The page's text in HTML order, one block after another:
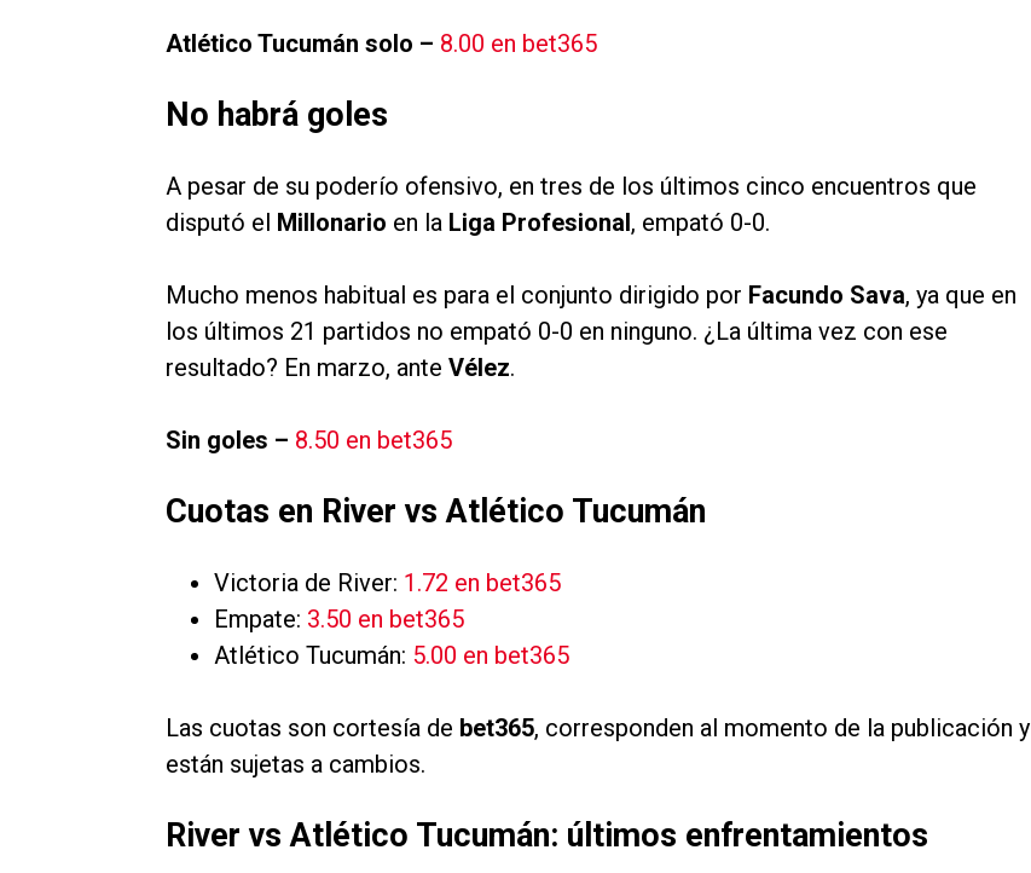
Atlético Tucumán solo – 8.00 en bet365
No habrá goles
A pesar de su poderío ofensivo, en tres de los últimos cinco encuentros que
disputó el Millonario en la Liga Profesional, empató 0-0.
Mucho menos habitual es para el conjunto dirigido por Facundo Sava, ya que en
los últimos 21 partidos no empató 0-0 en ninguno. ¿La última vez con ese
resultado? En marzo, ante Vélez.
Sin goles – 8.50 en bet365
Cuotas en River vs Atlético Tucumán
Victoria de River: 1.72 en bet365
Empate: 3.50 en bet365
Atlético Tucumán: 5.00 en bet365
Las cuotas son cortesía de bet365, corresponden al momento de la publicación y
están sujetas a cambios.
River vs Atlético Tucumán: últimos enfrentamientos